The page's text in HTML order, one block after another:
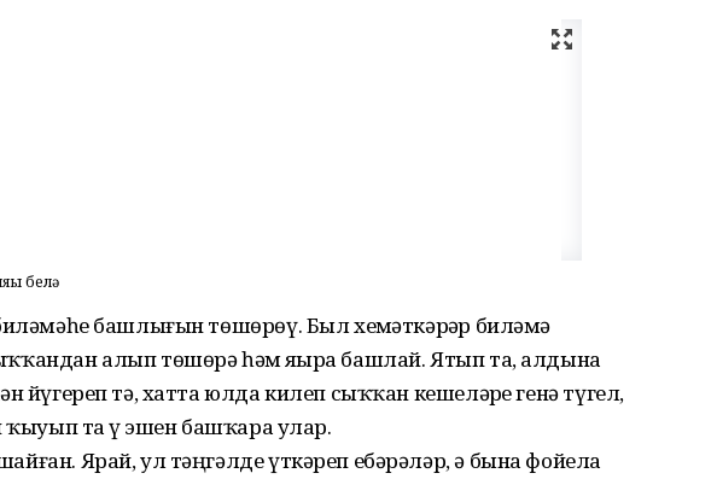
белә
башлығын төшөрөү. Был хеҙмәткәрҙәр биләмә
алып төшөрә һәм яҙҙыра башлай. Ятып та, алдына
йүгереп тә, хатта юлда килеп сыҡҡан кешеләрҙе генә түгел,
ҡыуып та үҙ эшен башҡара улар.
Ярай, ул тәңгәлде үткәреп ебәрәләр, ә бына фойела